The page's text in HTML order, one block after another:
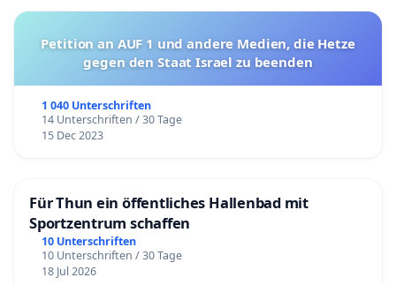
Petition an AUF 1 und andere Medien, die Hetze
gegen den Staat Israel zu beenden
1 040 Unterschriften
14 Unterschriften / 30 Tage
15 Dec 2023
Für Thun ein öffentliches Hallenbad mit
Sportzentrum schaffen
10 Unterschriften
10 Unterschriften / 30 Tage
18 Jul 2026